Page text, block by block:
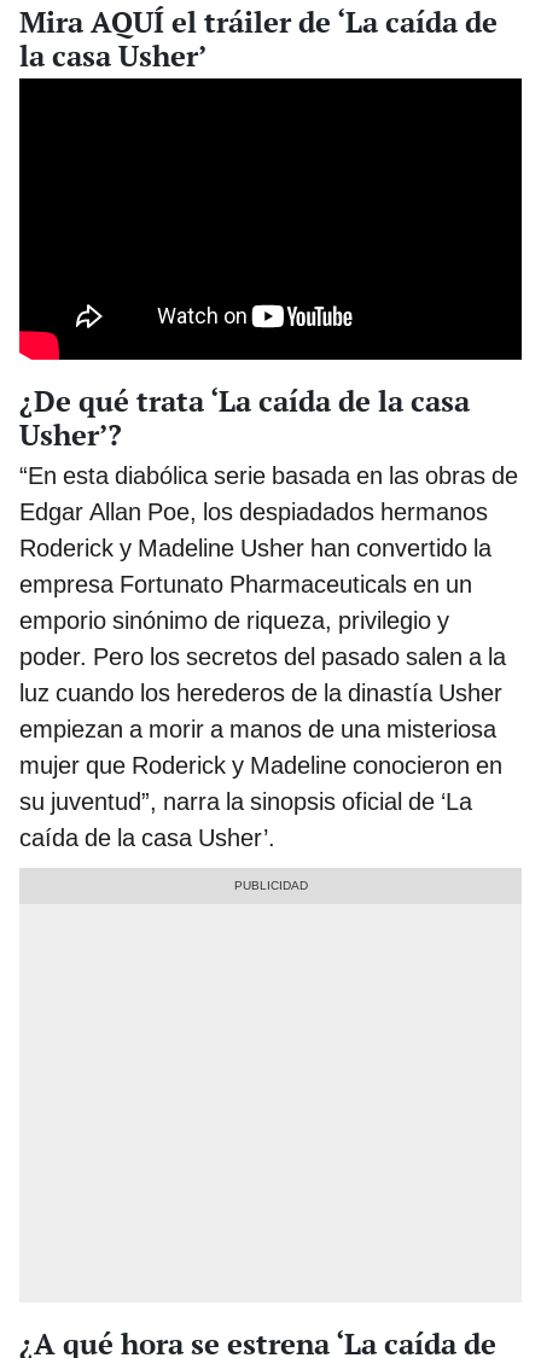
Mira AQUÍ el tráiler de ‘La caída de
la casa Usher’
¿De qué trata ‘La caída de la casa
Usher’?
“En esta diabólica serie basada en las obras de
Edgar Allan Poe, los despiadados hermanos
Roderick y Madeline Usher han convertido la
empresa Fortunato Pharmaceuticals en un
emporio sinónimo de riqueza, privilegio y
poder. Pero los secretos del pasado salen a la
luz cuando los herederos de la dinastía Usher
empiezan a morir a manos de una misteriosa
mujer que Roderick y Madeline conocieron en
su juventud”, narra la sinopsis oficial de ‘La
caída de la casa Usher’.
¿A qué hora se estrena ‘La caída de